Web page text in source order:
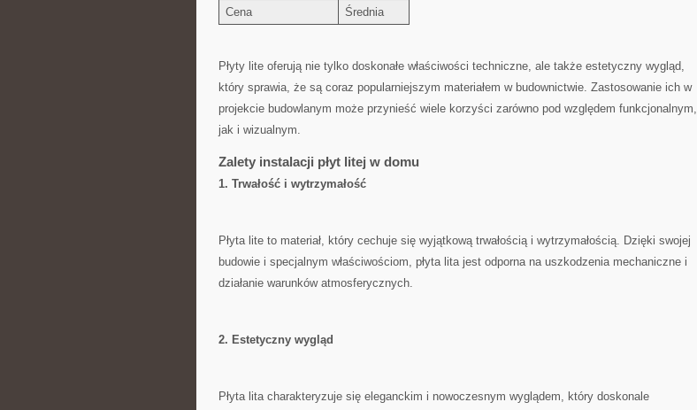
Cena
Średnia
Płyty lite oferują nie tylko‌ doskonałe właściwości techniczne, ale także estetyczny wygląd,
który ‌sprawia, że są coraz popularniejszym materiałem w budownictwie. Zastosowanie ich w
projekcie budowlanym może przynieść wiele korzyści zarówno pod względem funkcjonalnym,
jak i wizualnym.
Zalety instalacji płyt ⁤litej ⁣w domu
1. Trwałość ⁤i wytrzymałość
Płyta lite to materiał, który cechuje się wyjątkową trwałością ⁤i wytrzymałością. Dzięki swojej
budowie i specjalnym właściwościom, płyta ‍lita jest odporna na uszkodzenia mechaniczne i
działanie warunków atmosferycznych.
2. Estetyczny wygląd
Płyta lita charakteryzuje się eleganckim i nowoczesnym wyglądem, który doskonale